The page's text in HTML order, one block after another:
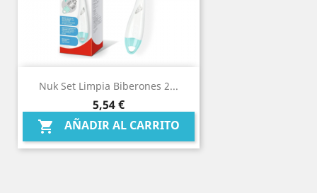
Nuk Set Limpia Biberones 2...
Precio
5,54 €
 AÑADIR AL CARRITO